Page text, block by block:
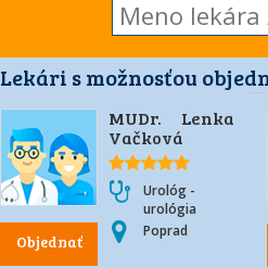
Lekári s možnosťou
Objednať
MUDr. Lenka
Vačková
Urológ -
urológia
Poprad